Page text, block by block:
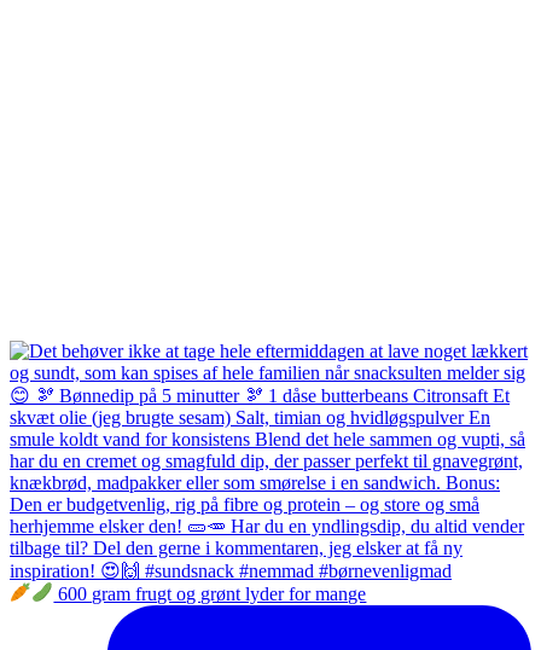
600 gram frugt og grønt lyder for mange